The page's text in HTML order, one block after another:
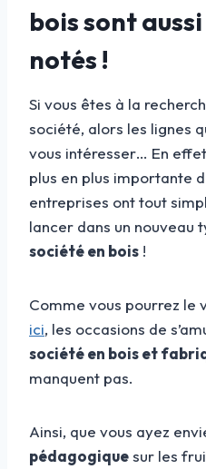
bois sont
notés !
Si vous êtes à la
société, alors les lignes
vous intéresser… En
plus en plus importante
entreprises ont tout
lancer dans un nouveau
société en bois !
Comme vous pourrez le
ici, les occasions de
société en bois et
manquent pas.
Ainsi, que vous ayez
pédagogiquesur les